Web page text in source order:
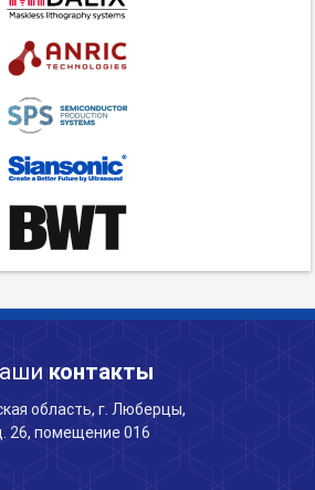
контакты
область, г. Люберцы,
26, помещение 016